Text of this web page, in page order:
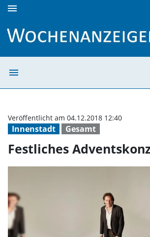
menu
menu
Innenstadt Gesamt
Veröffentlicht am 04.12.2018 12:40
Festliches